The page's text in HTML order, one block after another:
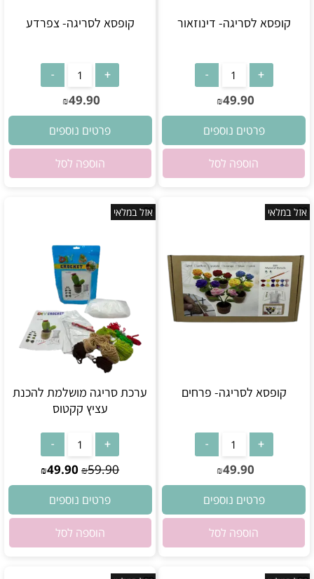
קופסא לסריגה- דינוזאור
₪49.90
פרטים נוספים
הוספה לסל
קופסא לסריגה- צפרדע
₪49.90
פרטים נוספים
הוספה לסל
אזל במלאי
קופסא לסריגה- פרחים
₪49.90
פרטים נוספים
הוספה לסל
אזל במלאי
ערכת סריגה מושלמת להכנת
עציץ קקטוס
₪59.90
₪49.90
פרטים נוספים
הוספה לסל